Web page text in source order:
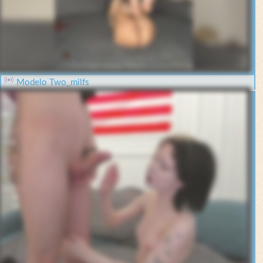
Modelo Two_milfs